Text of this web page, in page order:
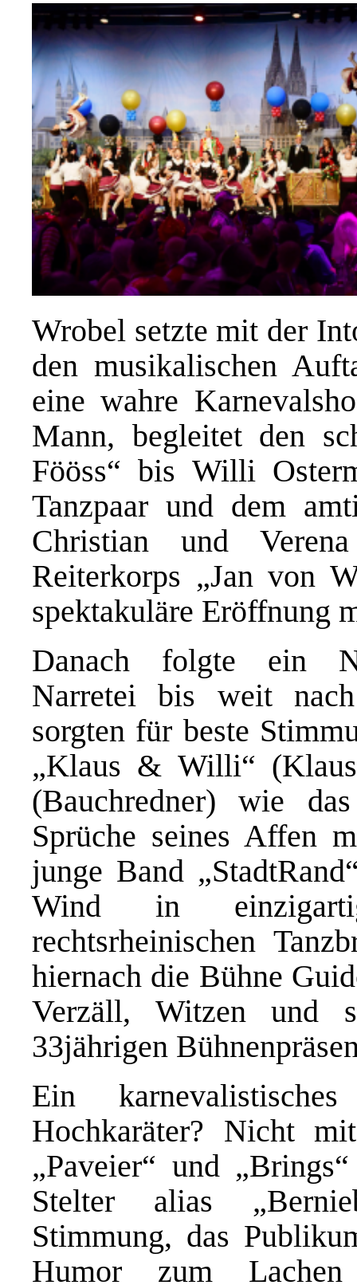
Wrobel setzte mit der
den musikalischen
eine wahre
Mann, begleitet den
Fööss“ bis Willi
Tanzpaar und dem
Christian und
Reiterkorps „Jan von
spektakuläre Eröffnung
Danach folgte ein
Narretei bis weit
sorgten für beste
„Klaus & Willi“
(Bauchredner) wie
Sprüche seines Affen
junge Band
Wind in
rechtsrheinischen
hiernach die Bühne
Verzäll, Witzen und
33jährigen
Ein
Hochkaräter? Nicht
„Paveier“ und
Stelter alias
Stimmung, das
Humor zum